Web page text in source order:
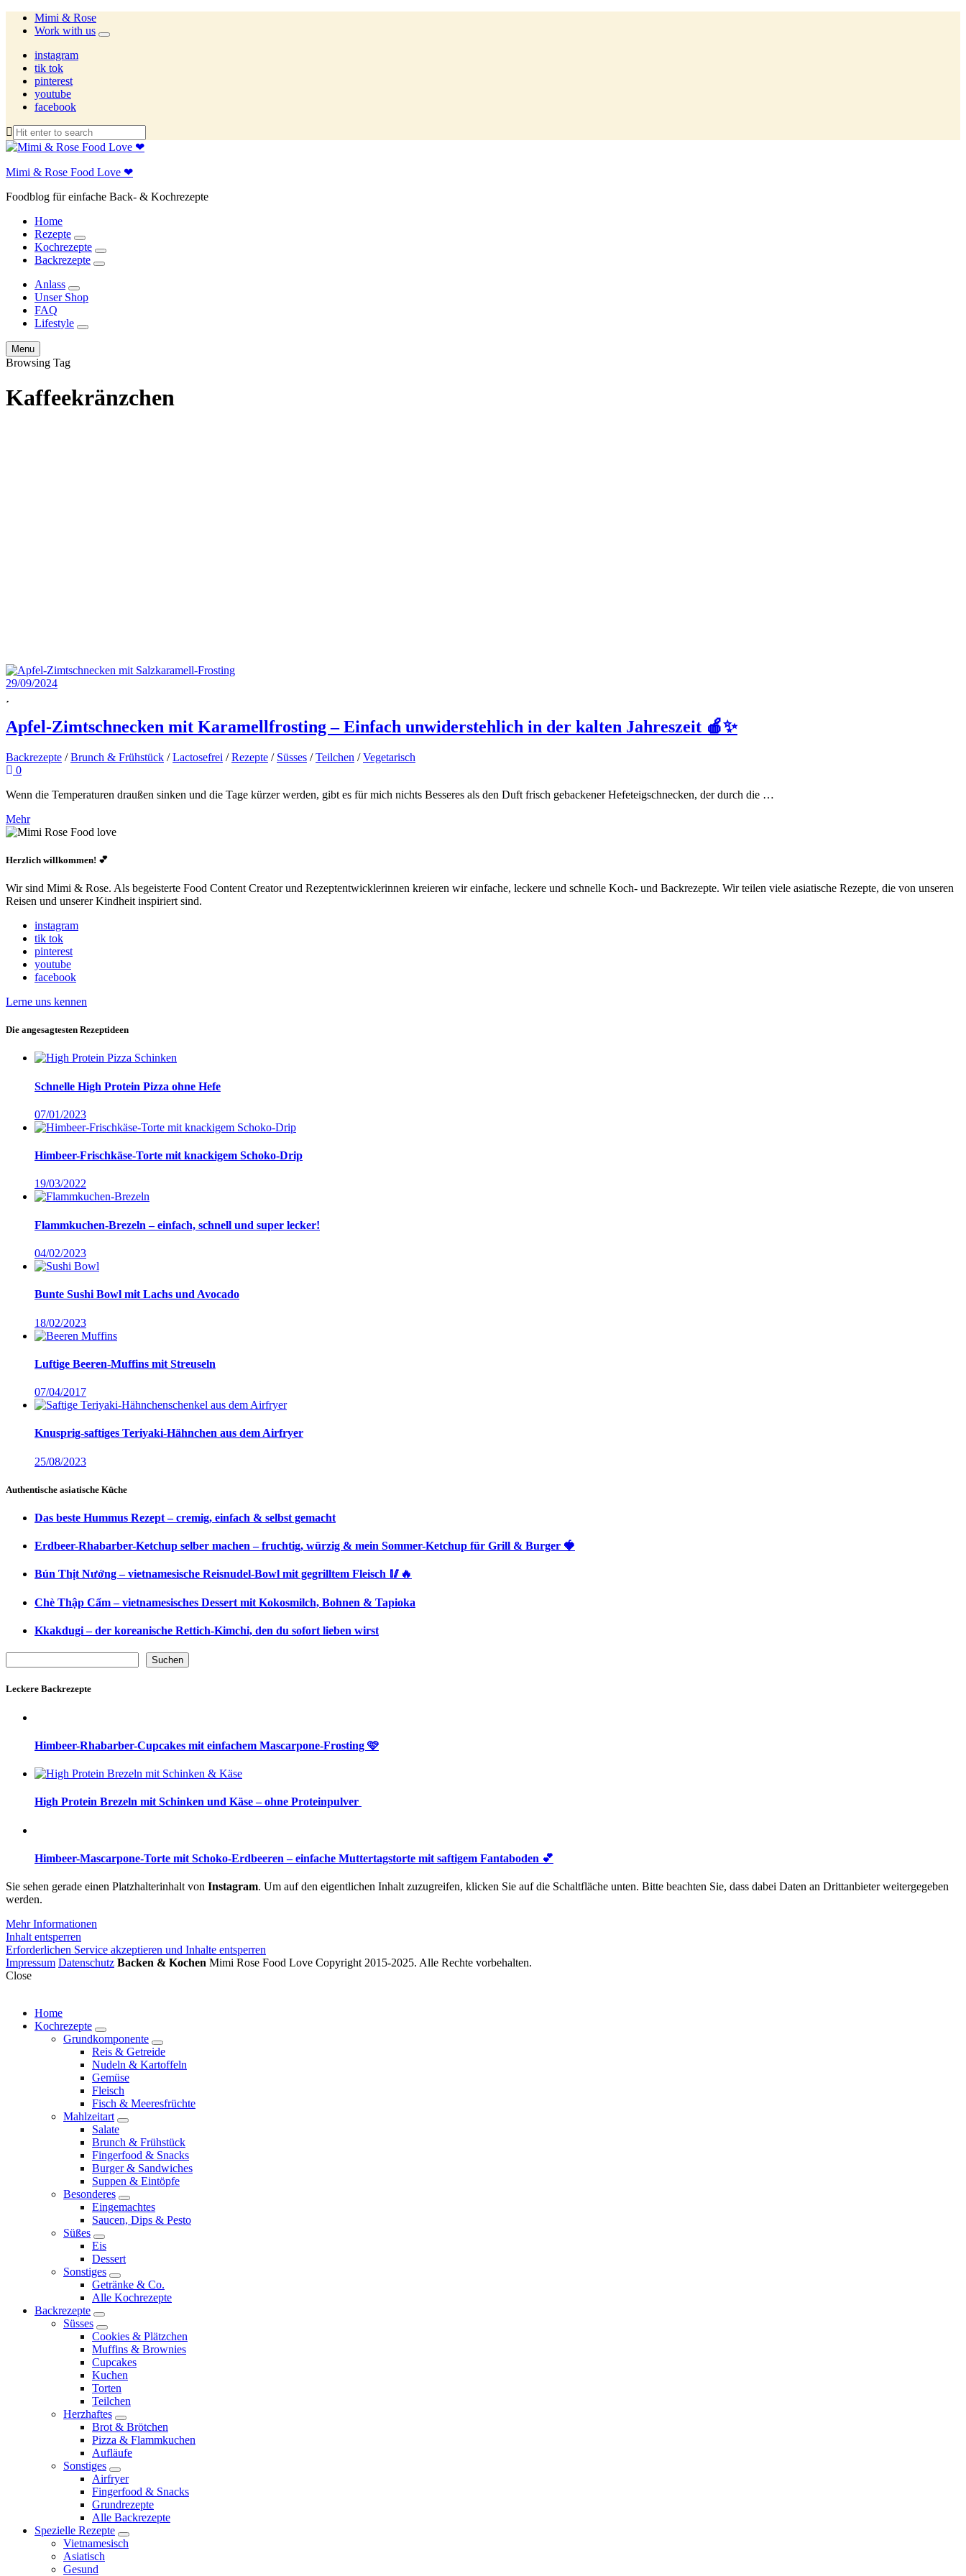
Mimi & Rose
Work with us
expand
instagram
tik tok
pinterest
youtube
facebook
Mimi & Rose Food Love ❤
Foodblog für einfache Back- & Kochrezepte
Home
Rezepte
expand
child
menu
Kochrezepte
expand
child
Backrezepte
expand
Anlass
expand
child
Unser Shop
FAQ
Lifestyle
expand
Search
Menu
Browsing Tag
Kaffeekränzchen
29/09/2024
Apfel-Zimtschnecken mit Karamellfrosting – Einfach unwiderstehlich in der kalten Jahreszeit 🍎✨
Backrezepte /Brunch & Frühstück /Lactosefrei /Rezepte / Süsses /Teilchen /Vegetarisch
0
Wenn die Temperaturen draußen sinken und die Tage kürzer werden, gibt es für mich nichts Besseres als den Duft frisch gebackener Hefeteigschnecken, der durch die …
Mehr
Herzlich willkommen! 💕
Wir sind Mimi & Rose. Als begeisterte Food Content Creator und Rezeptentwicklerinnen kreieren wir einfache, leckere und schnelle Koch- und Backrezepte. Wir teilen viele asiatische Rezepte, die von unseren
Reisen und unserer Kindheit inspiriert sind.
instagram
tik tok
pinterest
youtube
facebook
Lerne uns kennen
Die angesagtesten Rezeptideen
Schnelle High Protein Pizza ohne Hefe
07/01/2023
Himbeer-Frischkäse-Torte mit knackigem Schoko-Drip
19/03/2022
Flammkuchen-Brezeln – einfach, schnell und super lecker!
04/02/2023
Bunte Sushi Bowl mit Lachs und Avocado
18/02/2023
Luftige Beeren-Muffins mit Streuseln
07/04/2017
Knusprig-saftiges Teriyaki-Hähnchen aus dem Airfryer
25/08/2023
Authentische asiatische Küche
Das beste Hummus Rezept – cremig, einfach & selbst gemacht
Erdbeer-Rhabarber-Ketchup selber machen – fruchtig, würzig & mein Sommer-Ketchup für Grill & Burger 🍓
Bún Thịt Nướng – vietnamesische Reisnudel-Bowl mit gegrilltem Fleisch 🥢🔥
Chè Thập Cẩm – vietnamesisches Dessert mit Kokosmilch, Bohnen & Tapioka
Kkakdugi – der koreanische Rettich-Kimchi, den du sofort lieben wirst
Suchen
Leckere Backrezepte
Himbeer-Rhabarber-Cupcakes mit einfachem Mascarpone-Frosting 🩷
High Protein Brezeln mit Schinken und Käse – ohne Proteinpulver
Himbeer-Mascarpone-Torte mit Schoko-Erdbeeren – einfache Muttertagstorte mit saftigem Fantaboden 💕
Sie sehen gerade einen Platzhalterinhalt von Instagram. Um auf den eigentlichen Inhalt zuzugreifen, klicken Sie auf die Schaltfläche unten. Bitte beachten Sie, dass dabei Daten an Drittanbieter weitergegeben
werden.
Mehr Informationen
Inhalt entsperren
Erforderlichen Service akzeptieren und Inhalte entsperren
Impressum Datenschutz Backen & Kochen Mimi Rose Food Love Copyright 2015-2025. Alle Rechte vorbehalten.
Close
Home
Kochrezepte
expand
child
menu
Grundkomponente
expand
child
menu
Reis & Getreide
Nudeln & Kartoffeln
Gemüse
Fleisch
Fisch & Meeresfrüchte
Mahlzeitart
expand
child
menu
Salate
Brunch & Frühstück
Fingerfood & Snacks
Burger & Sandwiches
Suppen & Eintöpfe
Besonderes
expand
child
menu
Eingemachtes
Saucen, Dips & Pesto
Süßes
expand
child
menu
Eis
Dessert
Sonstiges
expand
child
menu
Getränke & Co.
Alle Kochrezepte
Backrezepte
expand
child
menu
Süsses
expand
child
menu
Cookies & Plätzchen
Muffins & Brownies
Cupcakes
Kuchen
Torten
Teilchen
Herzhaftes
expand
child
menu
Brot & Brötchen
Pizza & Flammkuchen
Aufläufe
Sonstiges
expand
child
menu
Airfryer
Fingerfood & Snacks
Grundrezepte
Alle Backrezepte
Spezielle Rezepte
expand
child
Vietnamesisch
Asiatisch
Gesund